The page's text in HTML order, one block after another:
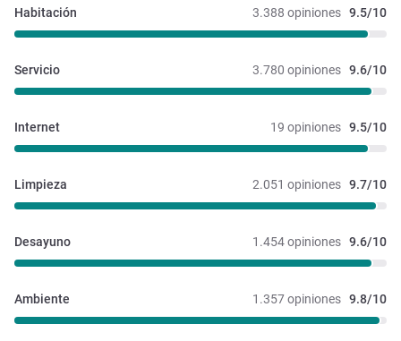
3.388 opiniones 9.5/10
Habitación
3.780 opiniones 9.6/10
Servicio
19 opiniones 9.5/10
Internet
2.051 opiniones 9.7/10
Limpieza
1.454 opiniones 9.6/10
Desayuno
1.357 opiniones 9.8/10
Ambiente